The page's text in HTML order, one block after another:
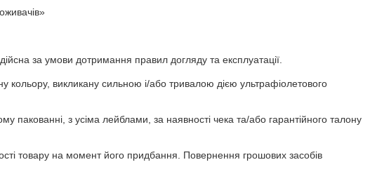
за умови дотримання правил догляду та експлуатації.
кольору, викликану сильною і/або тривалою дією ультрафіолетового
пакованні, з усіма лейблами, за наявності чека та/або гарантійного талону
товару на момент його придбання. Повернення грошових засобів